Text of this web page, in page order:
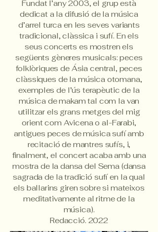
Fundat l’any 2003, el grup està
dedicat a la difusió de la música
d’arrel turca en les seves variants
tradicional, clàssica i sufí. En els
seus concerts es mostren els
següents gèneres musicals: peces
folklòriques de Ásia central, peces
clàssiques de la música otomana,
exemples de l’ús terapèutic de la
música de makam tal com la van
utilitzar els grans metges del mig
orient com Avicena o al-Farabi,
antigues peces de música sufí amb
recitació de mantres sufís, i,
finalment, el concert acaba amb una
mostra de la dansa del Sema (dansa
sagrada de la tradició sufí en la qual
els ballarins giren sobre si mateixos
meditativamente al ritme de la
música).
Redacció. 2022